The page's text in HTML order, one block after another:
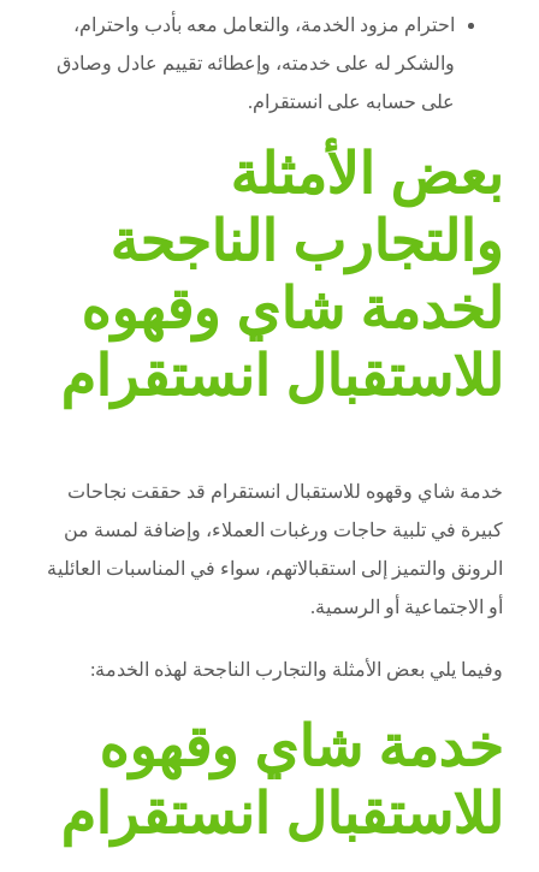
احترام مزود الخدمة، والتعامل معه بأدب واحترام،
والشكر له على خدمته، وإعطائه تقييم عادل وصادق
على حسابه على انستقرام.
بعض الأمثلة
والتجارب الناجحة
لخدمة شاي وقهوه
للاستقبال انستقرام
خدمة شاي وقهوه للاستقبال انستقرام قد حققت نجاحات
كبيرة في تلبية حاجات ورغبات العملاء، وإضافة لمسة من
الرونق والتميز إلى استقبالاتهم، سواء في المناسبات العائلية
أو الاجتماعية أو الرسمية.
وفيما يلي بعض الأمثلة والتجارب الناجحة لهذه الخدمة:
خدمة شاي وقهوه
للاستقبال انستقرام